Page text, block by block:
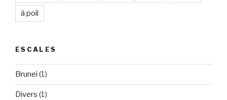
à poil
ESCALES
Brunei (1)
Divers (1)